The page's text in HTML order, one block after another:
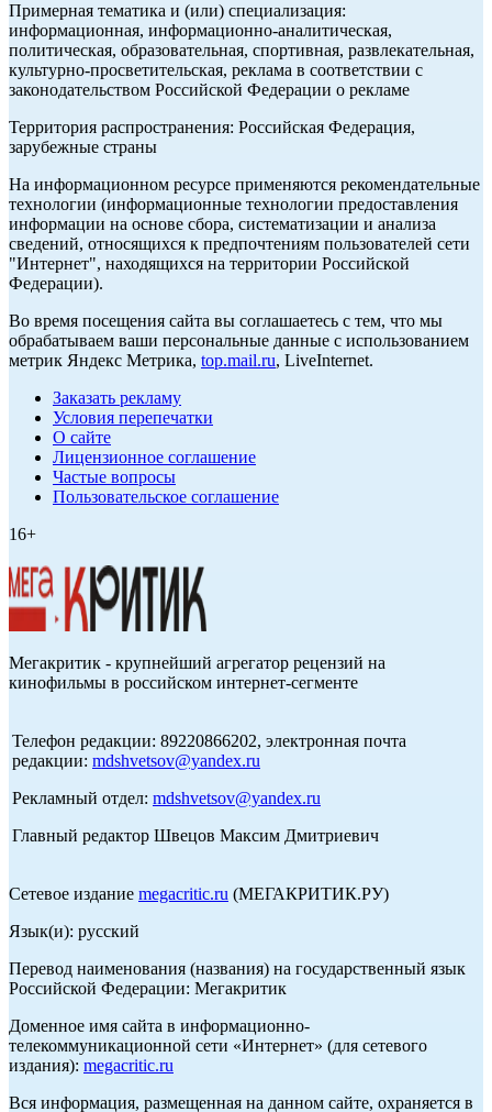
Примерная тематика и (или) специализация:
информационная, информационно-аналитическая,
политическая, образовательная, спортивная, развлекательная,
культурно-просветительская, реклама в соответствии с
законодательством Российской Федерации о рекламе
Территория распространения: Российская Федерация,
зарубежные страны
На информационном ресурсе применяются рекомендательные
технологии (информационные технологии предоставления
информации на основе сбора, систематизации и анализа
сведений, относящихся к предпочтениям пользователей сети
"Интернет", находящихся на территории Российской
Федерации).
Во время посещения сайта вы соглашаетесь с тем, что мы
обрабатываем ваши персональные данные с использованием
метрик Яндекс Метрика, top.mail.ru, LiveInternet.
Заказать рекламу
Условия перепечатки
О сайте
Лицензионное соглашение
Частые вопросы
Пользовательское соглашение
16+
Мегакритик - крупнейший агрегатор рецензий на
кинофильмы в российском интернет-сегменте
Телефон редакции: 89220866202, электронная почта
редакции: mdshvetsov@yandex.ru
Рекламный отдел: mdshvetsov@yandex.ru
Главный редактор Швецов Максим Дмитриевич
Сетевое издание megacritic.ru (МЕГАКРИТИК.РУ)
Язык(и): русский
Перевод наименования (названия) на государственный язык
Российской Федерации: Мегакритик
Доменное имя сайта в информационно-
телекоммуникационной сети «Интернет» (для сетевого
издания): megacritic.ru
Вся информация, размещенная на данном сайте, охраняется в